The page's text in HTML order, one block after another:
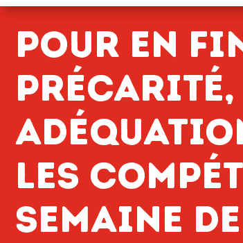
Pour en
précarité,
les
semaine